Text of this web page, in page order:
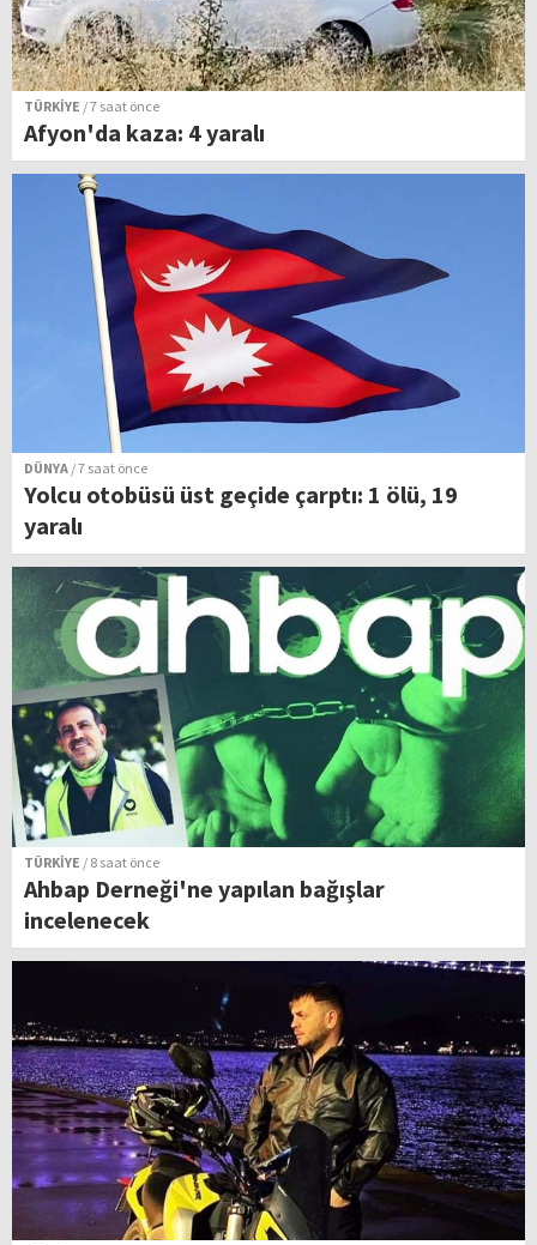
TÜRKİYE / 7 saat önce
Afyon'da kaza: 4 yaralı
DÜNYA / 7 saat önce
Yolcu otobüsü üst geçide çarptı: 1 ölü, 19
yaralı
TÜRKİYE / 8 saat önce
Ahbap Derneği'ne yapılan bağışlar
incelenecek